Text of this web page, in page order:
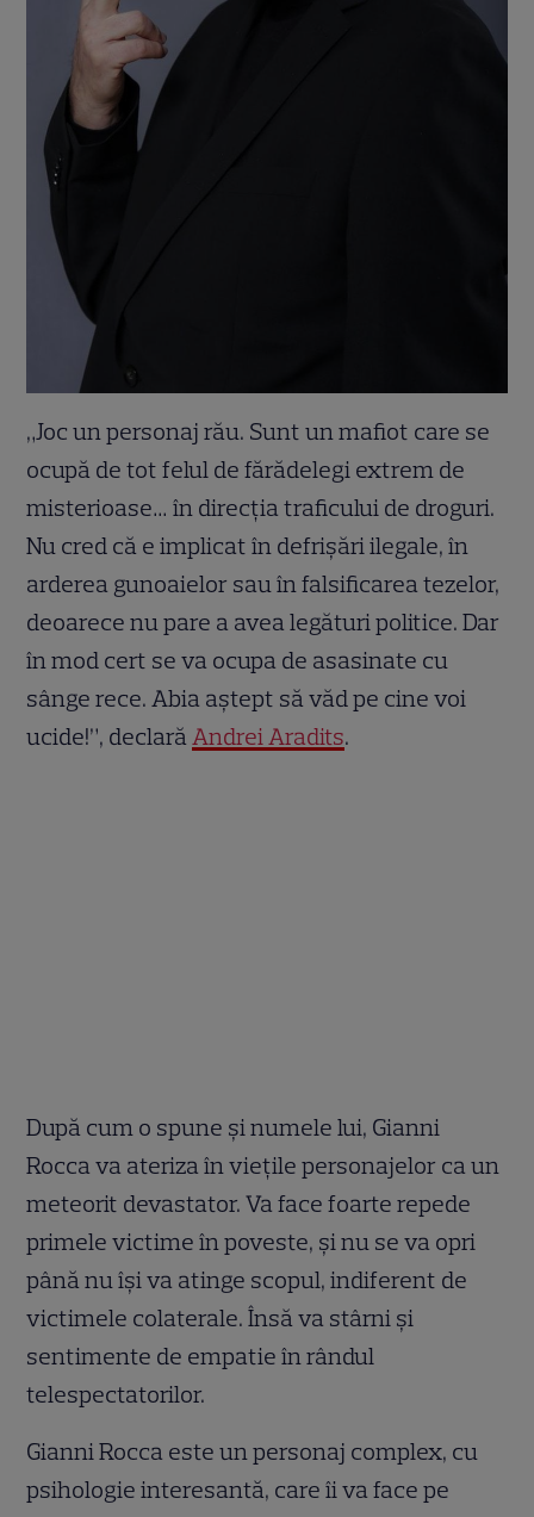
„Joc un personaj rău. Sunt un mafiot care se
ocupă de tot felul de fărădelegi extrem de
misterioase… în direcția traficului de droguri.
Nu cred că e implicat în defrișări ilegale, în
arderea gunoaielor sau în falsificarea tezelor,
deoarece nu pare a avea legături politice. Dar
în mod cert se va ocupa de asasinate cu
sânge rece. Abia aştept să văd pe cine voi
ucide!”, declarăAndrei Aradits.
După cum o spune și numele lui, Gianni
Rocca va ateriza în viețile personajelor ca un
meteorit devastator. Va face foarte repede
primele victime în poveste, şi nu se va opri
până nu își va atinge scopul, indiferent de
victimele colaterale. Însă va stârni și
sentimente de empatie în rândul
telespectatorilor.
Gianni Rocca este un personaj complex, cu
psihologie interesantă, care îi va face pe